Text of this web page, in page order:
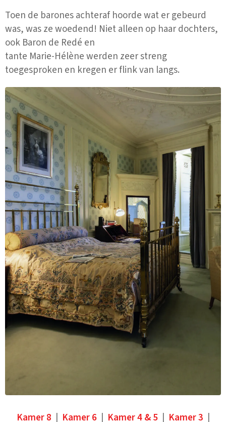
Toen de barones achteraf hoorde wat er gebeurd
was, was ze woedend! Niet alleen op haar dochters,
ook Baron de Redé en
tante Marie-Hélène werden zeer streng
toegesproken en kregen er flink van langs.
Kamer 8 | Kamer 6| Kamer 4 & 5| Kamer 3 |